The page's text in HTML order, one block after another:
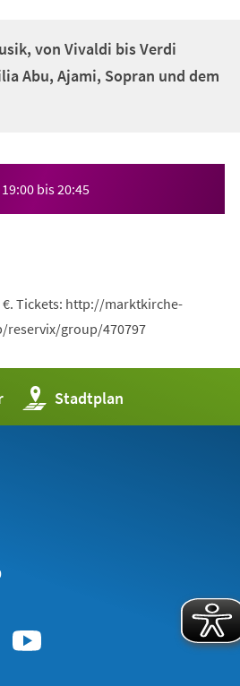
von Vivaldi bis Verdi
Abu, Ajami, Sopran und dem
19:00 bis20:45
€. Tickets: http://marktkirche-
reservix/group/470797
Stadtplan
(Öffnet
in
einem